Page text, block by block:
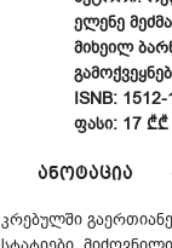
ᲔᲚᲔᲜᲔ
ᲛᲘᲮᲔᲘᲚ
ISNB:
ᲤᲐᲡᲘ: 17 ₾₾
ანოტაცია
კრებულში